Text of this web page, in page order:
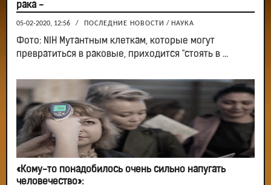
рака -
05-02-2020, 12:56 / ПОСЛЕДНИЕ НОВОСТИ / НАУКА
Фото: NIH Мутантным клеткам, которые могут
превратиться в раковые, приходится "стоять в ...
«Кому-то понадобилось очень сильно напугать
человечество»: